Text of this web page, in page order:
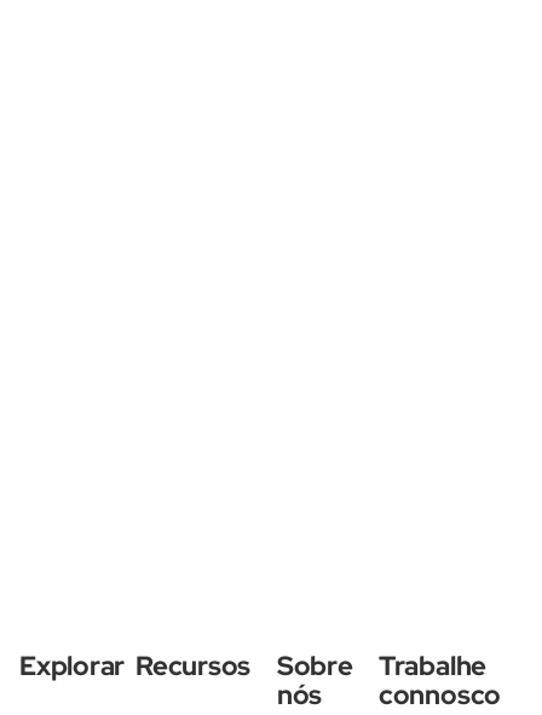
Explorar Recursos
Sobre
nós
Trabalhe
connosco